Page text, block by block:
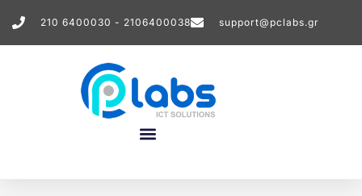
210 6400030 - 2106400038 support@pclabs.gr